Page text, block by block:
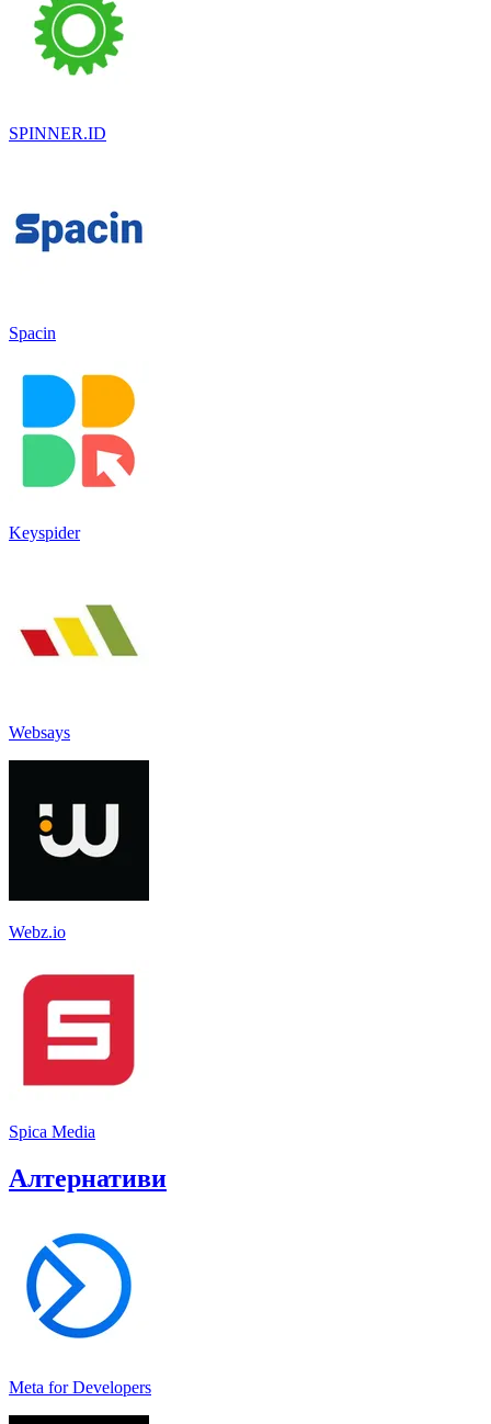
SPINNER.ID
Spacin
Keyspider
Websays
Webz.io
Spica Media
Алтернативи
Meta for Developers